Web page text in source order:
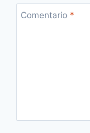
Comentario *